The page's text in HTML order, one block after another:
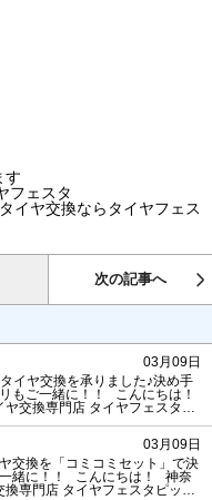
す
フェスタ
イヤ交換ならタイヤフェス
次の記事へ
03月09日
イヤ交換を承りました♪決め手
！！ こんにちは！
03月09日
交換を「コミコミセット」で決
ちは！ 神奈